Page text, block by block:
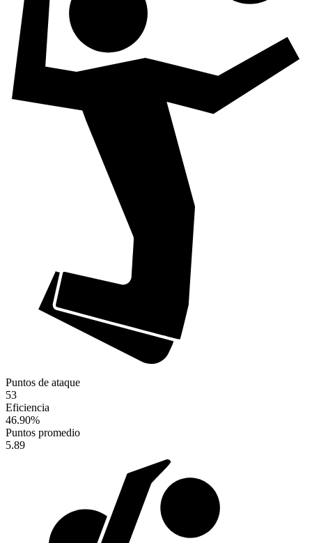
Puntos de ataque
53
Eficiencia
46.90%
Puntos promedio
5.89